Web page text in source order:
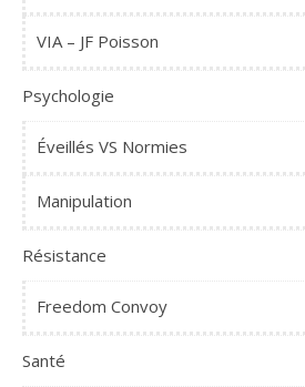
VIA – JF Poisson
Psychologie
Éveillés VS Normies
Manipulation
Résistance
Freedom Convoy
Santé